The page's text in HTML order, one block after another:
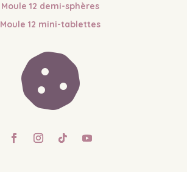
Moule 12 demi-sphères
Moule 12 mini-tablettes
